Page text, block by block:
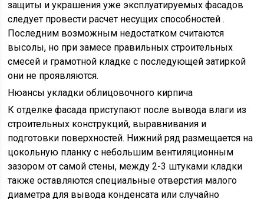
защиты и украшения уже эксплуатируемых фасадов
следует провести расчет несущих способностей .
Последним возможным недостатком считаются
высолы, но при замесе правильных строительных
смесей и грамотной кладке с последующей затиркой
они не проявляются.
Нюансы укладки облицовочного кирпича
К отделке фасада приступают после вывода влаги из
строительных конструкций, выравнивания и
подготовки поверхностей. Нижний ряд размещается на
цокольную планку с небольшим вентиляционным
зазором от самой стены, между 2-3 штуками кладки
также оставляются специальные отверстия малого
диаметра для вывода конденсата или случайно